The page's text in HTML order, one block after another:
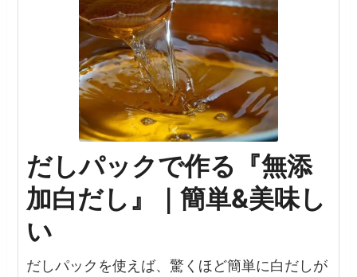
だしパックで作る『無添
加白だし』｜簡単&美味し
い
だしパックを使えば、驚くほど簡単に白だしが